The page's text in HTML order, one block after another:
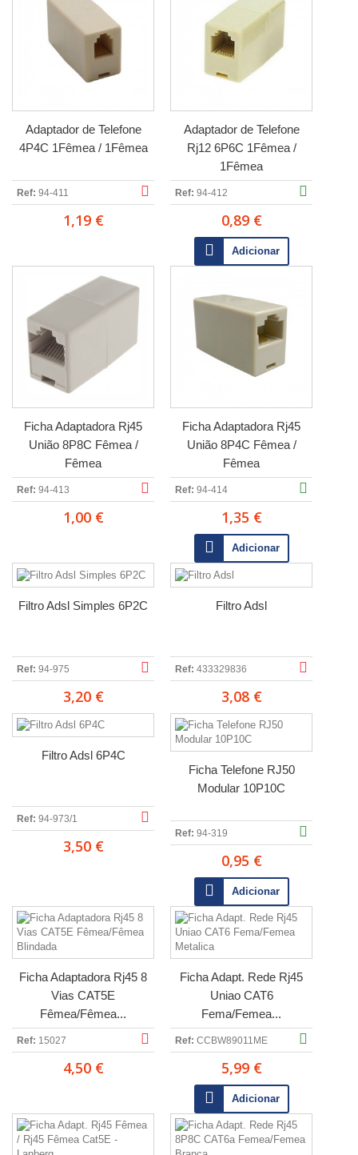
Adaptador de Telefone
4P4C 1Fêmea / 1Fêmea
Ref: 94-411
1,19 €
Adaptador de Telefone
Rj12 6P6C 1Fêmea /
1Fêmea
Ref: 94-412
0,89 €
Adicionar
Ficha Adaptadora Rj45
União 8P8C Fêmea /
Fêmea
Ref: 94-413
1,00 €
Ficha Adaptadora Rj45
União 8P4C Fêmea /
Fêmea
Ref: 94-414
1,35 €
Adicionar
Filtro Adsl Simples 6P2C
Ref: 94-975
3,20 €
Filtro Adsl
Ref: 433329836
3,08 €
Filtro Adsl 6P4C
Ref: 94-973/1
3,50 €
Ficha Telefone RJ50
Modular 10P10C
Ref: 94-319
0,95 €
Adicionar
Ficha Adaptadora Rj45 8
Vias CAT5E
Fêmea/Fêmea...
Ref: 15027
4,50 €
Ficha Adapt. Rede Rj45
Uniao CAT6
Fema/Femea...
Ref: CCBW89011ME
5,99 €
Adicionar